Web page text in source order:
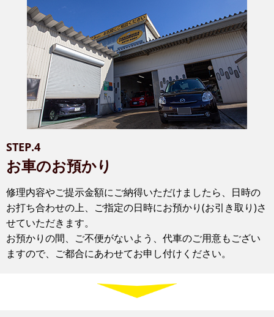
STEP.4
お車のお預かり
修理内容やご提示金額にご納得いただけましたら、日時の
お打ち合わせの上、ご指定の日時にお預かり(お引き取り)さ
せていただきます。
お預かりの間、ご不便がないよう、代車のご用意もござい
ますので、ご都合にあわせてお申し付けください。